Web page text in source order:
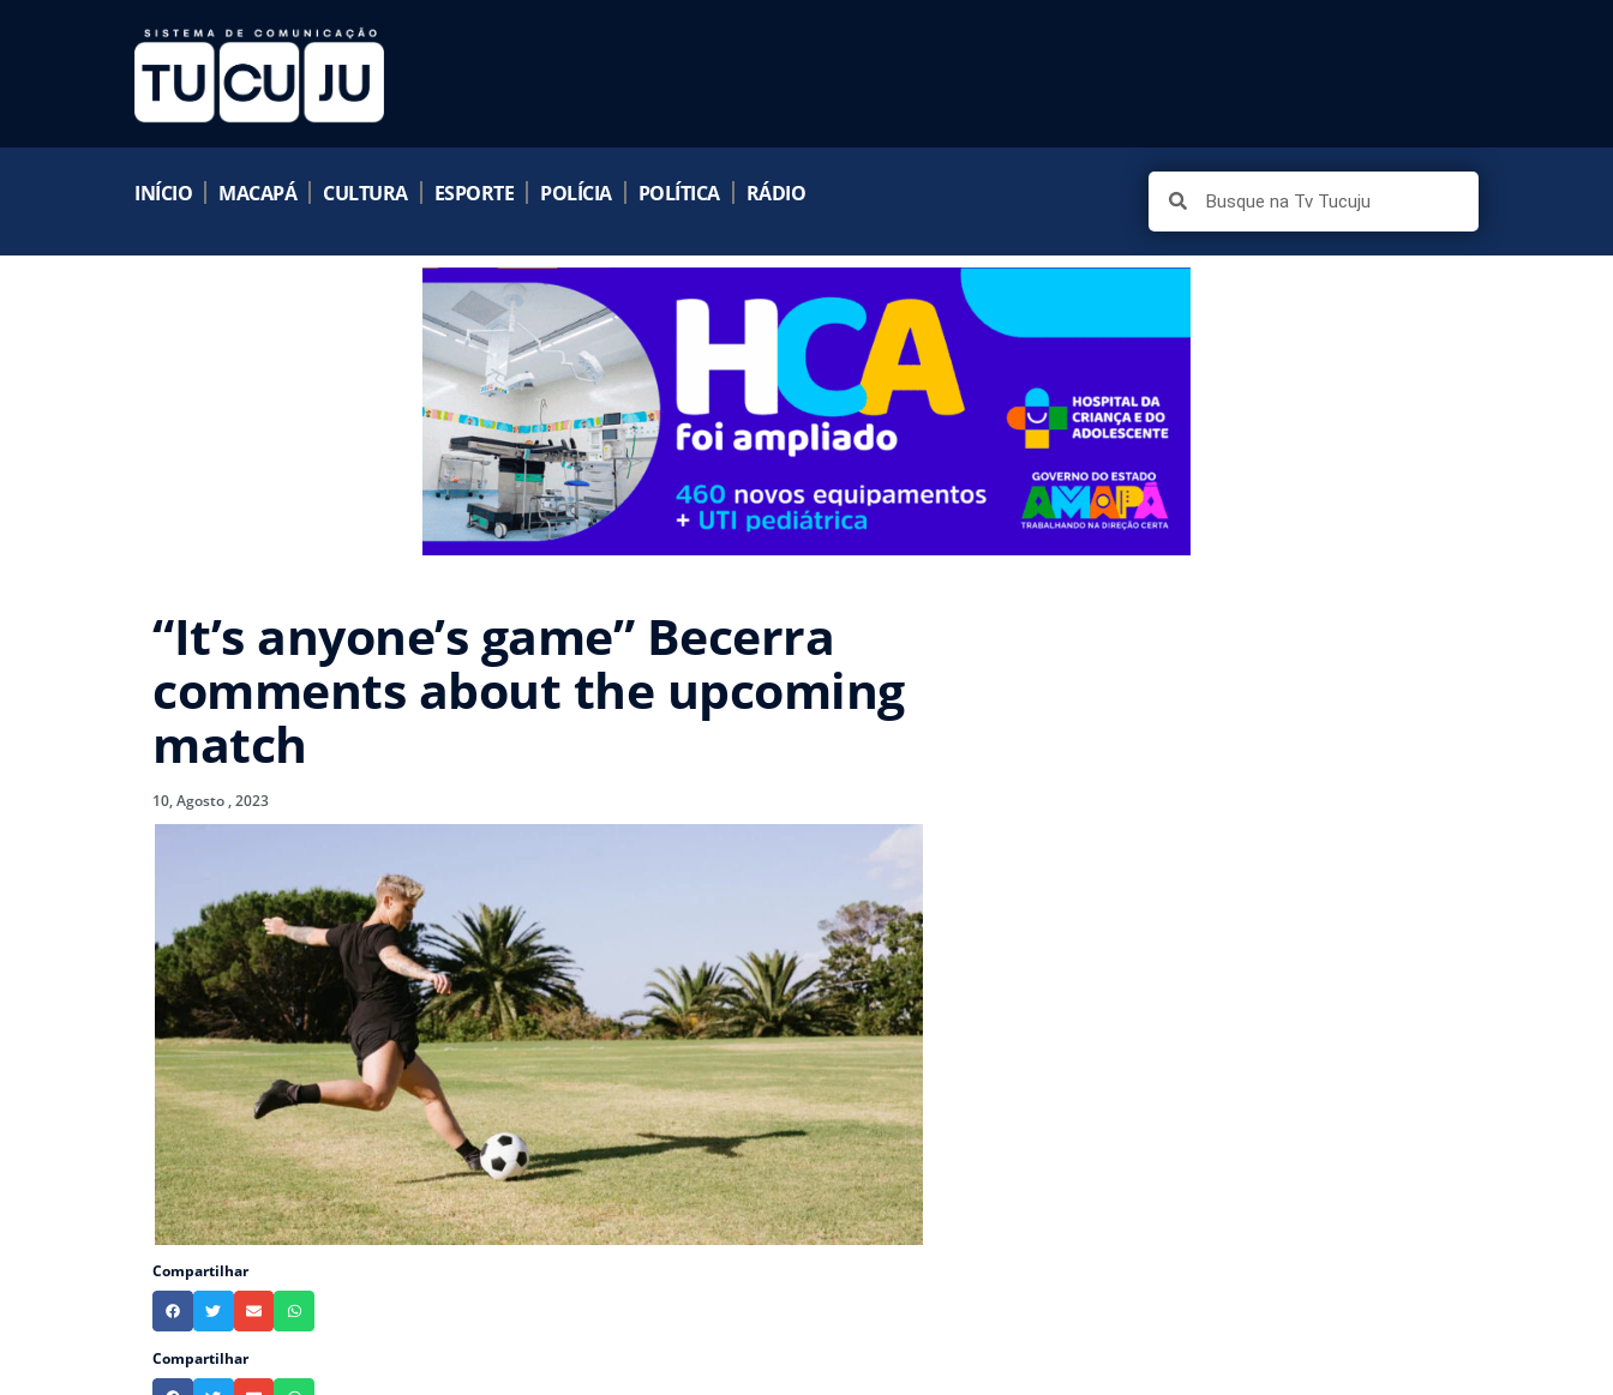
INÍCIO MACAPÁ CULTURA ESPORTE POLÍCIA POLÍTICA RÁDIO
“It’s anyone’s game” Becerra
comments about the upcoming
match
10, Agosto , 2023
Compartilhar
Compartilhar